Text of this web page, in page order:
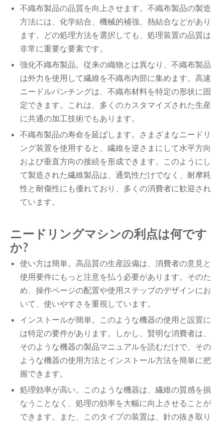
不織布製品の品質を向上させます。不織布製品の製造
方法には、化学結合、機械的補強、熱結合などがあり
ます。どの処理方法を選択しても、処理装置の品質は
非常に重要な要素です。
強化不織布製品。従来の織物とは異なり、不織布製品
は外力を使用して繊維を不織布内部に集めます。高速
ニードルパンチングは、不織布材料を特定の形状に固
定できます。これは、多くのカスタマイズされた生産
に共通の加工技術でもあります。
不織布製品の寿命を延ばします。さまざまなニードリ
ング装置を使用すると、繊維を逆さまにして水平方向
および垂直方向の接続を形成できます。このようにし
て製造された繊維製品は、通気性だけでなく、耐摩耗
性と耐傷性にも優れており、多くの消費者に歓迎され
ています。
ニードリングマシンの利点は何です
か?
使い方は簡単。高品質の生産設備は、消費者の意見と
使用要件にもっと注意を払う必要があります。そのた
め、操作ページの配置や使用ステップのデザインにお
いて、使いやすさを重視しています。
インストールが簡単。このような機器の使用と設置に
は特定の要件があります。しかし、賢明な消費者は、
そのような機器の製品マニュアルを読むだけで、その
ような機器の使用方法とインストール方法を簡単に把
握できます。
処理効率が高い。このような機器は、繊維の質感を損
なうことなく、処理の効率を大幅に向上させることが
できます。また、このタイプの装置は、針の抜き取り